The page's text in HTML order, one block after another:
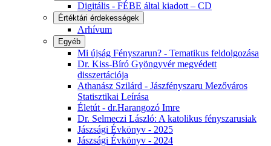
Digitális - FÉBE által kiadott – CD
Értéktári érdekességek
Arhívum
Egyéb
Mi újság Fényszarun? - Tematikus feldolgozása
Dr. Kiss-Bíró Gyöngyvér megvédett
disszertációja
Athanász Szilárd - Jászfényszaru Mezőváros
Statisztikai Leírása
Életút - dr.Harangozó Imre
Dr. Selmeczi László: A katolikus fényszarusiak
Jászsági Évkönyv - 2025
Jászsági Évkönyv - 2024